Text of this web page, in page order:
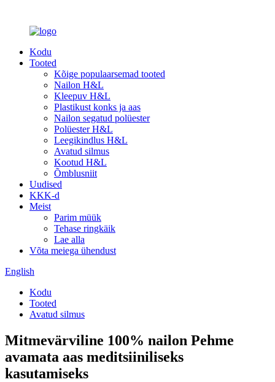
Kodu
Tooted
Kõige populaarsemad tooted
Nailon H&L
Kleepuv H&L
Plastikust konks ja aas
Nailon segatud polüester
Polüester H&L
Leegikindlus H&L
Avatud silmus
Kootud H&L
Õmblusniit
Uudised
KKK-d
Meist
Parim müük
Tehase ringkäik
Lae alla
Võta meiega ühendust
English
Kodu
Tooted
Avatud silmus
Mitmevärviline 100% nailon Pehme
avamata aas meditsiiniliseks
kasutamiseks